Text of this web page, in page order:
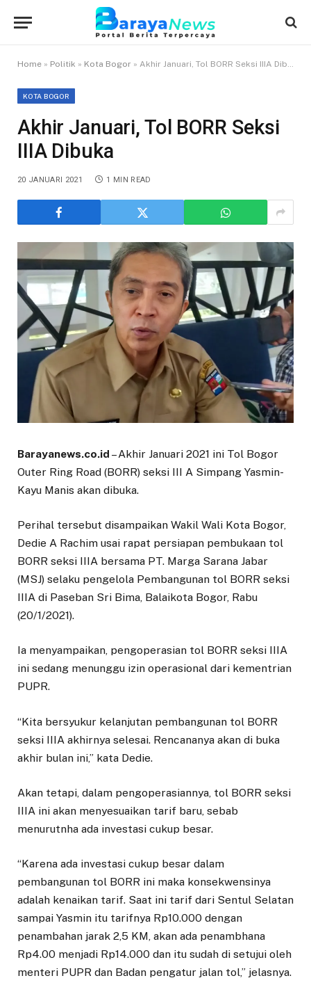
Home » Politik » Kota Bogor » Akhir Januari, Tol BORR Seksi IIIA Dibuka
KOTA BOGOR
Akhir Januari, Tol BORR Seksi
IIIA Dibuka
20 JANUARI 2021 1 MIN READ
Barayanews.co.id – Akhir Januari 2021 ini Tol Bogor
Outer Ring Road (BORR) seksi III A Simpang Yasmin-
Kayu Manis akan dibuka.
Perihal tersebut disampaikan Wakil Wali Kota Bogor,
Dedie A Rachim usai rapat persiapan pembukaan tol
BORR seksi IIIA bersama PT. Marga Sarana Jabar
(MSJ) selaku pengelola Pembangunan tol BORR seksi
IIIA di Paseban Sri Bima, Balaikota Bogor, Rabu
(20/1/2021).
Ia menyampaikan, pengoperasian tol BORR seksi IIIA
ini sedang menunggu izin operasional dari kementrian
PUPR.
“Kita bersyukur kelanjutan pembangunan tol BORR
seksi IIIA akhirnya selesai. Rencananya akan di buka
akhir bulan ini,” kata Dedie.
Akan tetapi, dalam pengoperasiannya, tol BORR seksi
IIIA ini akan menyesuaikan tarif baru, sebab
menurutnha ada investasi cukup besar.
“Karena ada investasi cukup besar dalam
pembangunan tol BORR ini maka konsekwensinya
adalah kenaikan tarif. Saat ini tarif dari Sentul Selatan
sampai Yasmin itu tarifnya Rp10.000 dengan
penambahan jarak 2,5 KM, akan ada penambhana
Rp4.00 menjadi Rp14.000 dan itu sudah di setujui oleh
menteri PUPR dan Badan pengatur jalan tol,” jelasnya.